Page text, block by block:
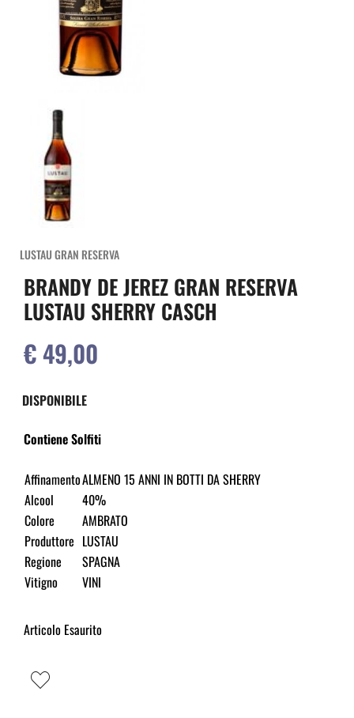
LUSTAU GRAN RESERVA
BRANDY DE JEREZ GRAN RESERVA
LUSTAU SHERRY CASCH
€ 49,00
DISPONIBILE
Contiene Solfiti
AffinamentoALMENO 15 ANNI IN BOTTI DA SHERRY
Alcool
40%
Colore
AMBRATO
Produttore LUSTAU
Regione
SPAGNA
Vitigno
VINI
Articolo Esaurito